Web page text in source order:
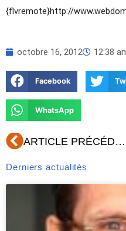
{flvremote}http://
octobre 16, 2012 12:38
Facebook
WhatsApp
Précédent ARTICLE PRÉCÉDENT
Derniers actualités